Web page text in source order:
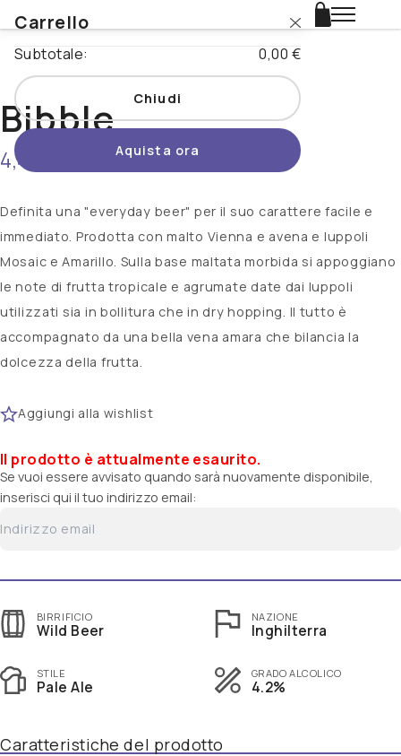
Login
Catalogo
Stili
Nazioni
Promo
Novità
Beertopia
Contatti
Carrello
Subtotale: 0,00 €
Chiudi
Aquista ora
BIRRIFICIO
Wild Beer
NAZIONE
Inghilterra
STILE
Pale Ale
GRADO ALCOLICO
4.2%
Bibble
4,40 € non disponibile
Definita una "everyday beer" per il suo carattere facile e
immediato. Prodotta con malto Vienna e avena e luppoli
Mosaic e Amarillo. Sulla base maltata morbida si appoggiano
le note di frutta tropicale e agrumate date dai luppoli
utilizzati sia in bollitura che in dry hopping. Il tutto è
accompagnato da una bella vena amara che bilancia la
dolcezza della frutta.
Aggiungi alla wishlist
Il prodotto è attualmente esaurito.
Se vuoi essere avvisato quando sarà nuovamente disponibile,
inserisci qui il tuo indirizzo email:
Caratteristiche del prodotto